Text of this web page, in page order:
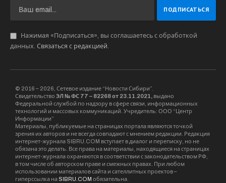
Нажимая «Подписаться», вы соглашаетесь с обработкой
данных. Связаться с редакцией.
© 2016 – 2026, Сетевое издание “Новости Сибири”.
Свидетельство ЭЛ № ФС 77 – 82268 от 23.11.2021, выдано
Федеральной службой по надзору в сфере связи, информационных
технологий и массовых коммуникаций. Учредитель: ООО “Центр
Информации”
Материалы, публикуемые на страницах портала являются точкой
зрения их авторов и не всегда совпадают с мнением редакции. Редакция
интернет-журнала SIBRU.COM вступает в диалог и переписку, но не
обязана это делать. Все права на материалы, находящиеся на страницах
интернет-журнала охраняются в соответствии с законодательством РФ,
в том числе об авторском праве и смежных правах. При любом
использовании материалов сайта и сателлитных проектов –
гиперссылка на SIBRU.COM обязательна.